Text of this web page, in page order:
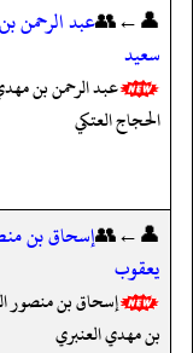
👤←👥عبد الرحمن
سعيد
عبد الرحمن بن
الحجاج العتكي
👤←👥إسحاق بن
يعقوب
إسحاق بن منصور
بن مهدي العنبري